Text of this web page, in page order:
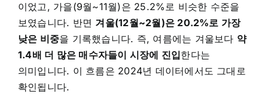
이었고, 가을(9월~11월)은 25.2%로 비슷한 수준을
보였습니다. 반면 겨울(12월~2월)은 20.2%로 가장
낮은 비중을 기록했습니다. 즉, 여름에는 겨울보다 약
1.4배 더 많은 매수자들이 시장에 진입한다는
의미입니다. 이 흐름은 2024년 데이터에서도 그대로
확인됩니다.